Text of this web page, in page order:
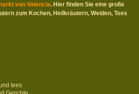
von Valencia. Hier finden Sie eine große
zum Kochen, Heilkräutern, Weiden, Tees
tees